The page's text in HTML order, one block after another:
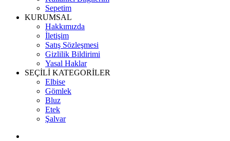
Sepetim
KURUMSAL
Hakkımızda
İletişim
Satış Sözleşmesi
Gizlilik Bildirimi
Yasal Haklar
SEÇİLİ KATEGORİLER
Elbise
Gömlek
Bluz
Etek
Şalvar